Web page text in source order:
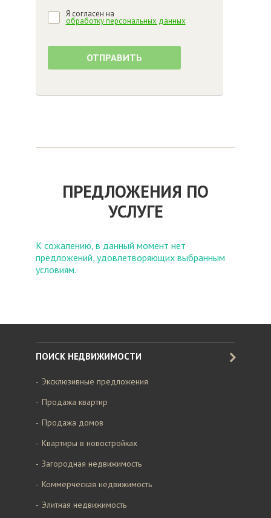
Я согласен на
обработку персональных данных
ОТПРАВИТЬ
ПРЕДЛОЖЕНИЯ ПО
УСЛУГЕ
К сожалению, в данный момент нет
предложений, удовлетворяющих выбранным
условиям.
ПОИСК НЕДВИЖИМОСТИ
Эксклюзивные предложения
Продажа квартир
Продажа домов
Квартиры в новостройках
Загородная недвижимость
Коммерческая недвижимость
Элитная недвижимость